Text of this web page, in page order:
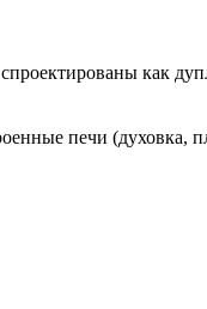
как
печи (духовка,